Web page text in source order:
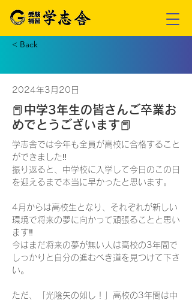
< Back
2024年3月20日
📕中学3年生の皆さんご卒業お
めでとうございます📕
学志舎では今年も全員が高校に合格すること
ができました‼️
振り返ると、中学校に入学して今日のこの日
を迎えるまで本当に早かったと思います。
4月からは高校生となり、それぞれが新しい
環境で将来の夢に向かって頑張ることと思い
ます‼️
今はまだ将来の夢が無い人は高校の3年間で
しっかりと自分の進むべき道を見つけて下さ
い。
ただ、「光陰矢の如し！」高校の3年間は中